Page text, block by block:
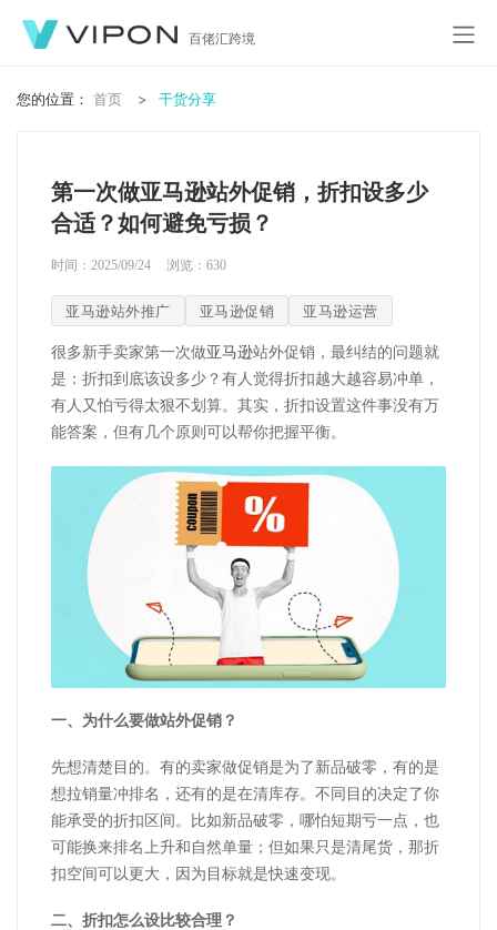
百佬汇跨境
您的位置： 首页 干货分享
第一次做亚马逊站外促销，折扣设多少
合适？如何避免亏损？
时间：2025/09/24 浏览： 630
亚马逊站外推广 亚马逊促销 亚马逊运营
很多新手卖家第一次做亚马逊站外促销，最纠结的问题就
是：折扣到底该设多少？有人觉得折扣越大越容易冲单，
有人又怕亏得太狠不划算。其实，折扣设置这件事没有万
能答案，但有几个原则可以帮你把握平衡。
一、为什么要做站外促销？
先想清楚目的。有的卖家做促销是为了新品破零，有的是
想拉销量冲排名，还有的是在清库存。不同目的决定了你
能承受的折扣区间。比如新品破零，哪怕短期亏一点，也
可能换来排名上升和自然单量；但如果只是清尾货，那折
扣空间可以更大，因为目标就是快速变现。
二、折扣怎么设比较合理？